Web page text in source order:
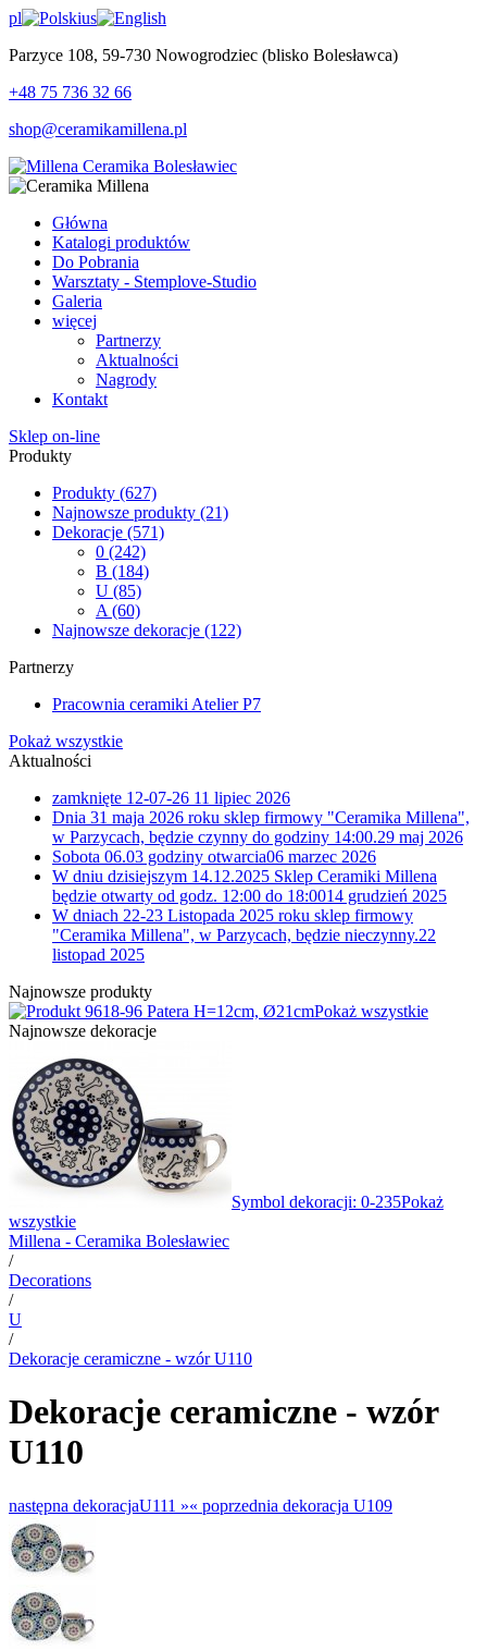
pl
us
Parzyce 108, 59-730 Nowogrodziec (blisko Bolesławca)
+48 75 736 32 66
shop@ceramikamillena.pl
Główna
Katalogi produktów
Do Pobrania
Warsztaty - Stemplove-Studio
Galeria
więcej
Partnerzy
Aktualności
Nagrody
Kontakt
Sklep on-line
Produkty
Produkty (627)
Najnowsze produkty (21)
Dekoracje (571)
0 (242)
B (184)
U (85)
A (60)
Najnowsze dekoracje (122)
Partnerzy
Pracownia ceramiki Atelier P7
Pokaż wszystkie
Aktualności
zamknięte 12-07-26 11 lipiec 2026
Dnia 31 maja 2026 roku sklep firmowy "Ceramika Millena",
w Parzycach, będzie czynny do godziny 14:00.29 maj 2026
Sobota 06.03 godziny otwarcia06 marzec 2026
W dniu dzisiejszym 14.12.2025 Sklep Ceramiki Millena
będzie otwarty od godz. 12:00 do 18:0014 grudzień 2025
W dniach 22-23 Listopada 2025 roku sklep firmowy
"Ceramika Millena", w Parzycach, będzie nieczynny.22
listopad 2025
Najnowsze produkty
8-96 Patera H=12cm, Ø21cmPokaż wszystkie
Najnowsze dekoracje
Symbol dekoracji: 0-235Pokaż
wszystkie
Millena - Ceramika Bolesławiec
/
Decorations
/
U
/
Dekoracje ceramiczne - wzór U110
Dekoracje ceramiczne - wzór
U110
następna dekoracjaU111 »« poprzednia dekoracja U109